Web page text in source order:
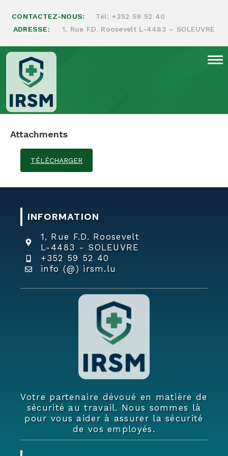
CONTACTEZ-NOUS: Tél: +352 59 52 40
ADRESSE:
1, Rue F.D. Roosevelt L-4483 – SOLEUVRE
Sauvez vos yeux rapidement
Attachments
TÉLÉCHARGER
INFORMATION
1, Rue F.D. Roosevelt
L-4483 - SOLEUVRE
+352 59 52 40
info (@) irsm.lu
Votre partenaire dévoué en matière de
sécurité au travail. Nous sommes là
pour vous aider à assurer la sécurité
de vos employés.